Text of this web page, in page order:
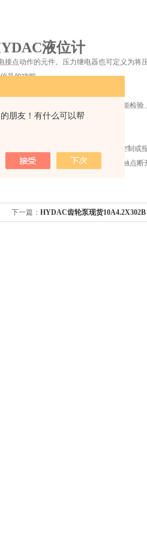
朋友！有什么可以帮
液位计
点动作的元件。压力继电器也可定义为
号的功能。
产中心，拥有机械部件设计、自动性能检
箱内液体位置与液体源电机的自动控制
或降到发讯位置时，继电器动作常闭触点
下一篇： HYDAC齿轮泵现货10A4.2X302B